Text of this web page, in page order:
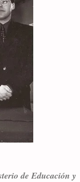
de Educación y